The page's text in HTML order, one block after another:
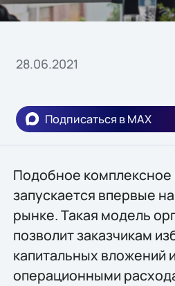
28.06.2021
Подписаться в MAX
Подобное
запускается впервые
рынке. Такая модель
позволит заказчикам
капитальных вложений
операционными